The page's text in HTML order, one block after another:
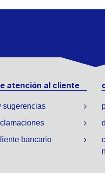
atención al cliente
sugerencias
bancario